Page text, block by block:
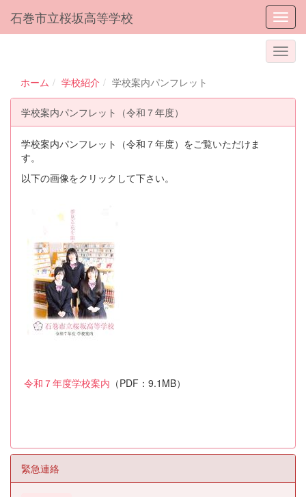
石巻市立桜坂高等学校
ホーム 学校紹介 学校案内パンフレット
学校案内パンフレット（令和７年度）
学校案内パンフレット（令和７年度）をご覧いただけま
す。
以下の画像をクリックして下さい。
令和７年度学校案内 （PDF：9.1MB）
緊急連絡